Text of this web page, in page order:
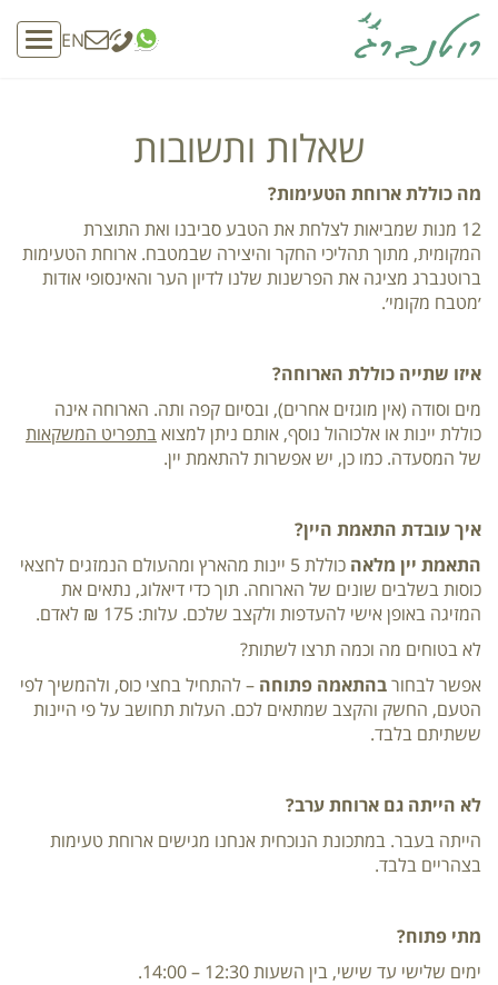
EN
שאלות ותשובות
מה כוללת ארוחת הטעימות?
12 מנות שמביאות לצלחת את הטבע סביבנו ואת התוצרת
המקומית, מתוך תהליכי החקר והיצירה שבמטבח. ארוחת הטעימות
ברוטנברג מציגה את הפרשנות שלנו לדיון הער והאינסופי אודות
׳מטבח מקומי׳.
איזו שתייה כוללת הארוחה?
מים וסודה (אין מוגזים אחרים), ובסיום קפה ותה. הארוחה אינה
כוללת יינות או אלכוהול נוסף, אותם ניתן למצואבתפריט המשקאות
של המסעדה. כמו כן, יש אפשרות להתאמת יין.
איך עובדת התאמת היין?
התאמת יין מלאה
כוללת 5 יינות מהארץ ומהעולם הנמזגים לחצאי
כוסות בשלבים שונים של הארוחה. תוך כדי דיאלוג, נתאים את
המזיגה באופן אישי להעדפות ולקצב שלכם. עלות: 175 ₪ לאדם.
לא בטוחים מה וכמה תרצו לשתות?
אפשר לבחורבהתאמה פתוחה – להתחיל בחצי כוס, ולהמשיך לפי
הטעם, החשק והקצב שמתאים לכם. העלות תחושב על פי היינות
ששתיתם בלבד.
לא הייתה גם ארוחת ערב?
הייתה בעבר. במתכונת הנוכחית אנחנו מגישים ארוחת טעימות
בצהריים בלבד.
מתי פתוח?
ימים שלישי עד שישי, בין השעות 12:30 – 14:00.